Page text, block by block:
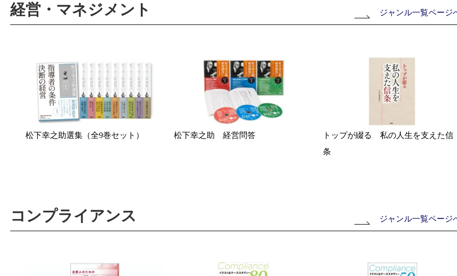
経営・マネジメント ジャンル一覧ページ
松下幸之助選集（全9巻セット） 松下幸之助 経営問答
トップが綴る 私の人生を支えた信
条
コンプライアンス ジャンル一覧ページ